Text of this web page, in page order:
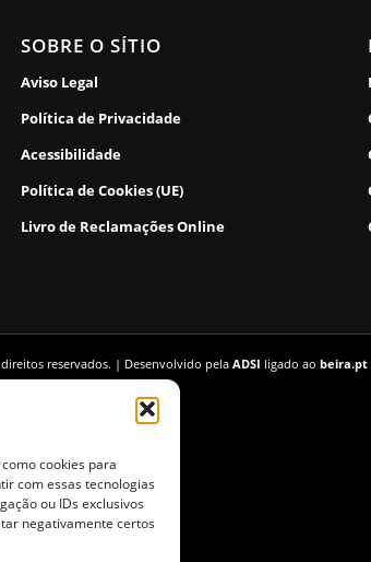
cookies para
com essas tecnologias
ou IDs exclusivos
negativamente certos
SOBRE O SÍTIO
Aviso Legal
Política de Privacidade
Acessibilidade
Política de Cookies (UE)
Livro de Reclamações Online
reservados. | Desenvolvido pela ADSI ligado ao beira.pt